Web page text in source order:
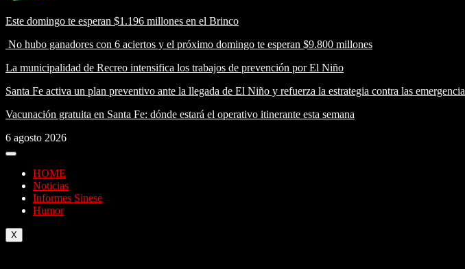
Este domingo te esperan $1.196 millones en el Brinco
No hubo ganadores con 6 aciertos y el próximo domingo te esperan $9.800 millones
La municipalidad de Recreo intensifica los trabajos de prevención por El Niño
Santa Fe activa un plan preventivo ante la llegada de El Niño y refuerza la estrategia contra las
Vacunación gratuita en Santa Fe: dónde estará el operativo itinerante esta semana
6 agosto 2026
HOME
Noticias
Informes Sinese
Humor
X